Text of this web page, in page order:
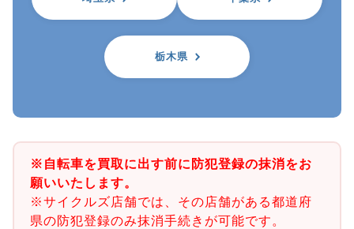
栃木県
※自転車を買取に出す前に防犯登録の抹消をお
願いいたします。
※サイクルズ店舗では、その店舗がある都道府
県の防犯登録のみ抹消手続きが可能です。